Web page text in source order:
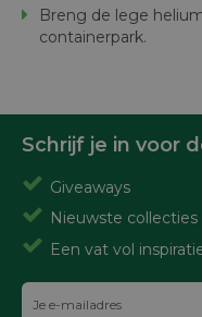
Breng de lege
containerpark.
Schrijf je in voor
Giveaways
Nieuwste collecties
Een vat vol